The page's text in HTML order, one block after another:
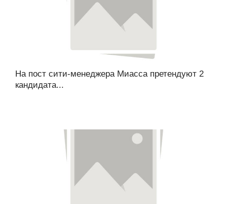
На пост сити-менеджера Миасса претендуют 2
кандидата...